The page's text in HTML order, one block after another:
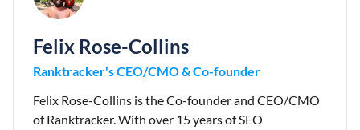
Felix Rose-Collins
Ranktracker's CEO/CMO & Co-founder
Felix Rose-Collins is the Co-founder and CEO/CMO
of Ranktracker. With over 15 years of SEO